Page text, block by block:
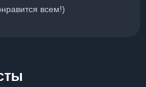
всем!)